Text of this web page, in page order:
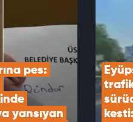
erdi: Bildiri yayımlandı
pes:
yansıyan